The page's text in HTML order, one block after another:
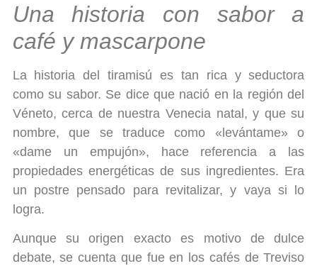
Una historia con sabor a
café y mascarpone
La historia del tiramisú es tan rica y seductora
como su sabor. Se dice que nació en la región del
Véneto, cerca de nuestra Venecia natal, y que su
nombre, que se traduce como «levántame» o
«dame un empujón», hace referencia a las
propiedades energéticas de sus ingredientes. Era
un postre pensado para revitalizar, y vaya si lo
logra.
Aunque su origen exacto es motivo de dulce
debate, se cuenta que fue en los cafés de Treviso